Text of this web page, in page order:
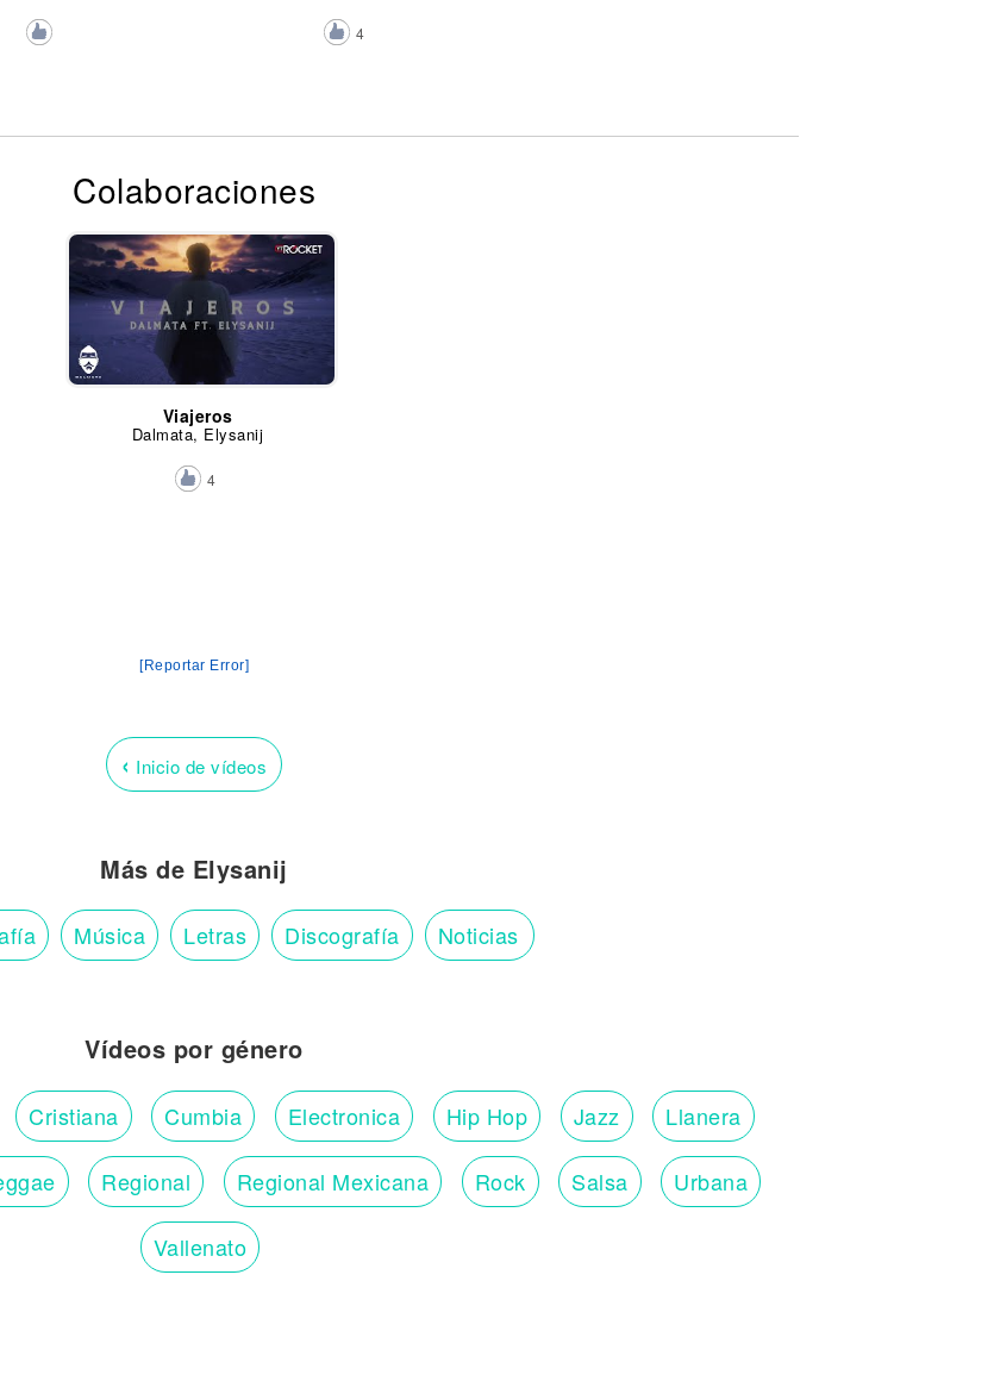
4
Colaboraciones
Viajeros
Dalmata, Elysanij
4
[Reportar Error]
‹ Inicio de vídeos
Más de Elysanij
Música Letras Discografía Noticias
Vídeos por género
Cristiana Cumbia Electronica Hip Hop Jazz Llanera
Regional Regional Mexicana Rock Salsa Urbana
Vallenato